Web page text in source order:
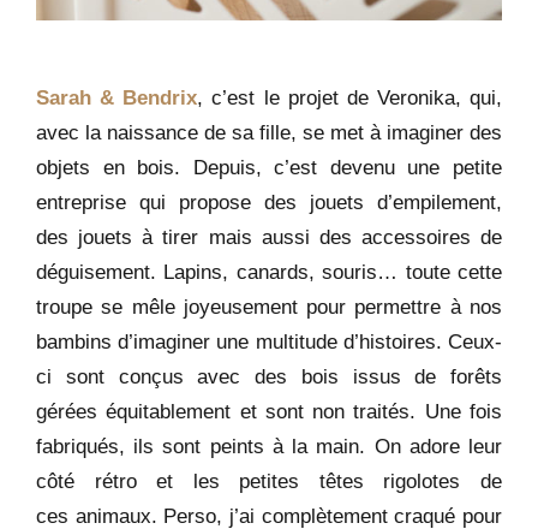
Sarah & Bendrix, c’est le projet de Veronika, qui,
avec la naissance de sa fille, se met à imaginer des
objets en bois. Depuis, c’est devenu une petite
entreprise qui propose des jouets d’empilement,
des jouets à tirer mais aussi des accessoires de
déguisement. Lapins, canards, souris… toute cette
troupe se mêle joyeusement pour permettre à nos
bambins d’imaginer une multitude d’histoires. Ceux-
ci sont conçus avec des bois issus de forêts
gérées équitablement et sont non traités. Une fois
fabriqués, ils sont peints à la main. On adore leur
côté rétro et les petites têtes rigolotes de
ces animaux. Perso, j’ai complètement craqué pour